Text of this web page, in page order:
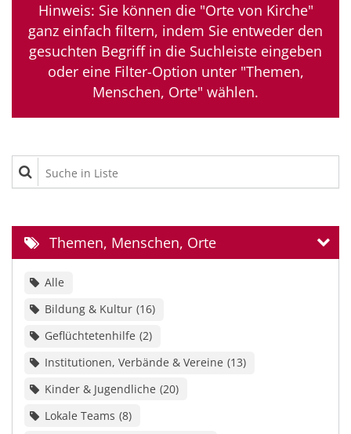
Hinweis: Sie können die "Orte von Kirche"
ganz einfach filtern, indem Sie entweder den
gesuchten Begriff in die Suchleiste eingeben
oder eine Filter-Option unter "Themen,
Menschen, Orte" wählen.
Suche in Liste
Themen, Menschen, Orte
Alle
Bildung & Kultur 16
Geflüchtetenhilfe 2
Institutionen, Verbände & Vereine 13
Kinder & Jugendliche 20
Lokale Teams 8